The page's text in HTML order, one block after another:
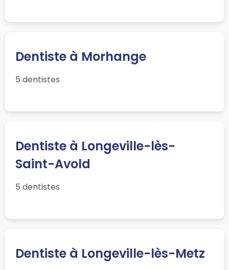
Dentiste à Morhange
5 dentistes
Dentiste à Longeville-lès-
Saint-Avold
5 dentistes
Dentiste à Longeville-lès-Metz